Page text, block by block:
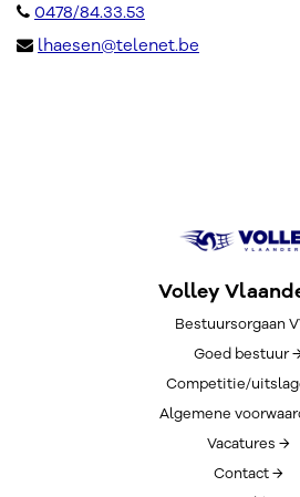
0478/84.33.53
lhaesen@telenet.be
Volley
Bestuursorgaan
Goed bestuur
Competitie/
Algemene
Vacatures →
Contact →